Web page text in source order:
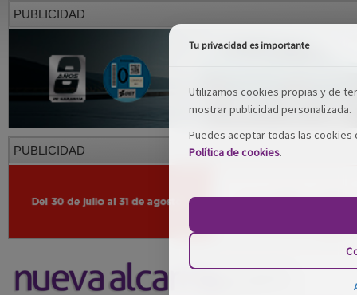
PUBLICIDAD
PUBLICIDAD
Tu privacidad es importante
Utilizamos cookies propias y de
mostrar publicidad personalizada.
Puedes aceptar todas las
Política de cookies.